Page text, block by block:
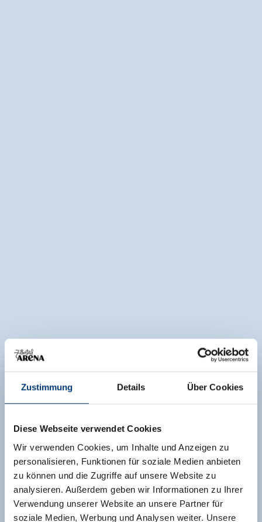
Zustimmung Details Über Cookies
Diese Webseite verwendet Cookies
Wir verwenden Cookies, um Inhalte und Anzeigen zu
personalisieren, Funktionen für soziale Medien anbieten
zu können und die Zugriffe auf unsere Website zu
analysieren. Außerdem geben wir Informationen zu Ihrer
Verwendung unserer Website an unsere Partner für
soziale Medien, Werbung und Analysen weiter. Unsere